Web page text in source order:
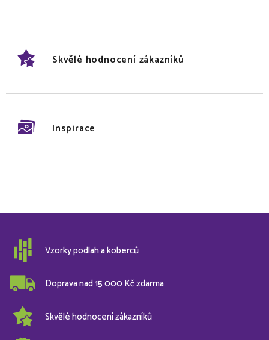
Skvělé hodnocení zákazníků
Inspirace
Vzorky podlah a koberců
Doprava nad 15 000 Kč zdarma
Skvělé hodnocení zákazníků